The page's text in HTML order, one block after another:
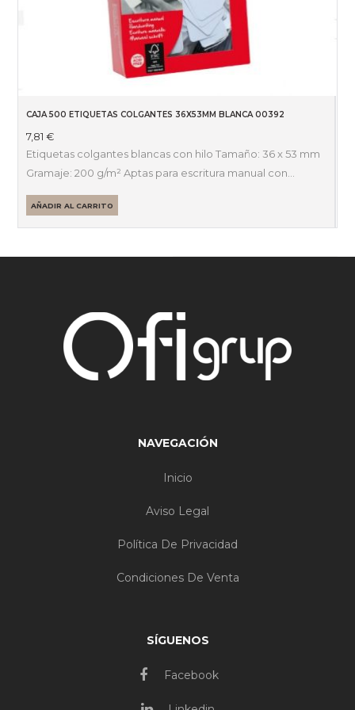
CAJA 500 ETIQUETAS COLGANTES 36X53MM BLANCA 00392
7,81€
Etiquetas colgantes blancas con hilo Tamaño: 36 x 53 mm
Gramaje: 200 g/m² Aptas para escritura manual con…
AÑADIR AL CARRITO
NAVEGACIÓN
Inicio
Aviso Legal
Política De Privacidad
Condiciones De Venta
SÍGUENOS
Facebook